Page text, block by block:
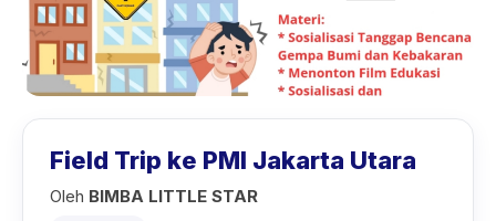
Field Trip ke PMI Jakarta Utara
Oleh BIMBA LITTLE STAR